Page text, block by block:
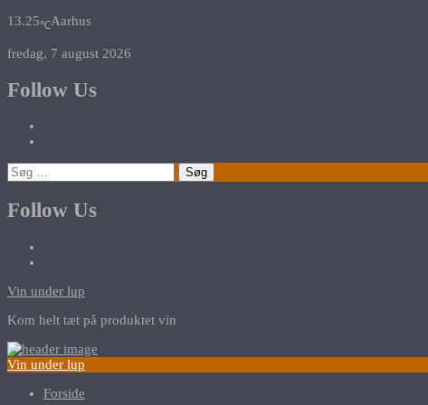
13.25℃Aarhus
fredag, 7 august 2026
Follow Us
Søg
efter:
Follow Us
Vin under lup
Kom helt tæt på produktet vin
Vin under lup
Forside